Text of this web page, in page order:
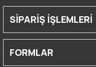
SİPARİŞ İŞLEMLERİ
FORMLAR